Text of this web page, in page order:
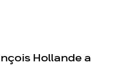
Hollande a